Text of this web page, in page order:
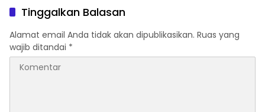
Tinggalkan Balasan
Alamat email Anda tidak akan dipublikasikan. Ruas yang
wajib ditandai *